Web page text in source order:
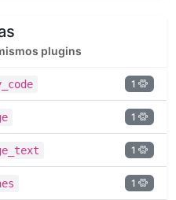
plugins
1
1
1
1